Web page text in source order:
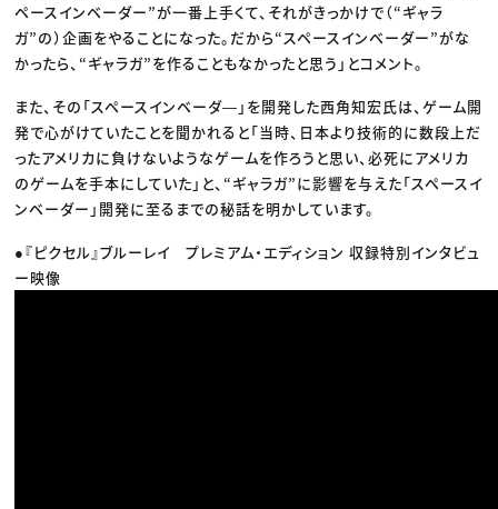
ペースインベーダー”が一番上手くて、それがきっかけで（“ギャラ
ガ”の）企画をやることになった。だから“スペースインベーダー”がな
かったら、“ギャラガ”を作ることもなかったと思う」とコメント。
また、その「スペースインベーダ―」を開発した西角知宏氏は、ゲーム開
発で心がけていたことを聞かれると「当時、日本より技術的に数段上だ
ったアメリカに負けないようなゲームを作ろうと思い、必死にアメリカ
のゲームを手本にしていた」と、“ギャラガ”に影響を与えた「スペースイ
ンベーダー」開発に至るまでの秘話を明かしています。
●『ピクセル』ブルーレイ プレミアム・エディション 収録特別インタビュ
ー映像